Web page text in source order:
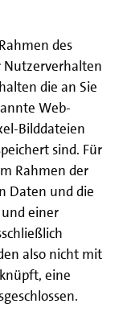
des
Nutzerverhalten
die an Sie
Web-
Bilddateien
sind. Für
Rahmen der
Daten und die
einer
also nicht mit
eine